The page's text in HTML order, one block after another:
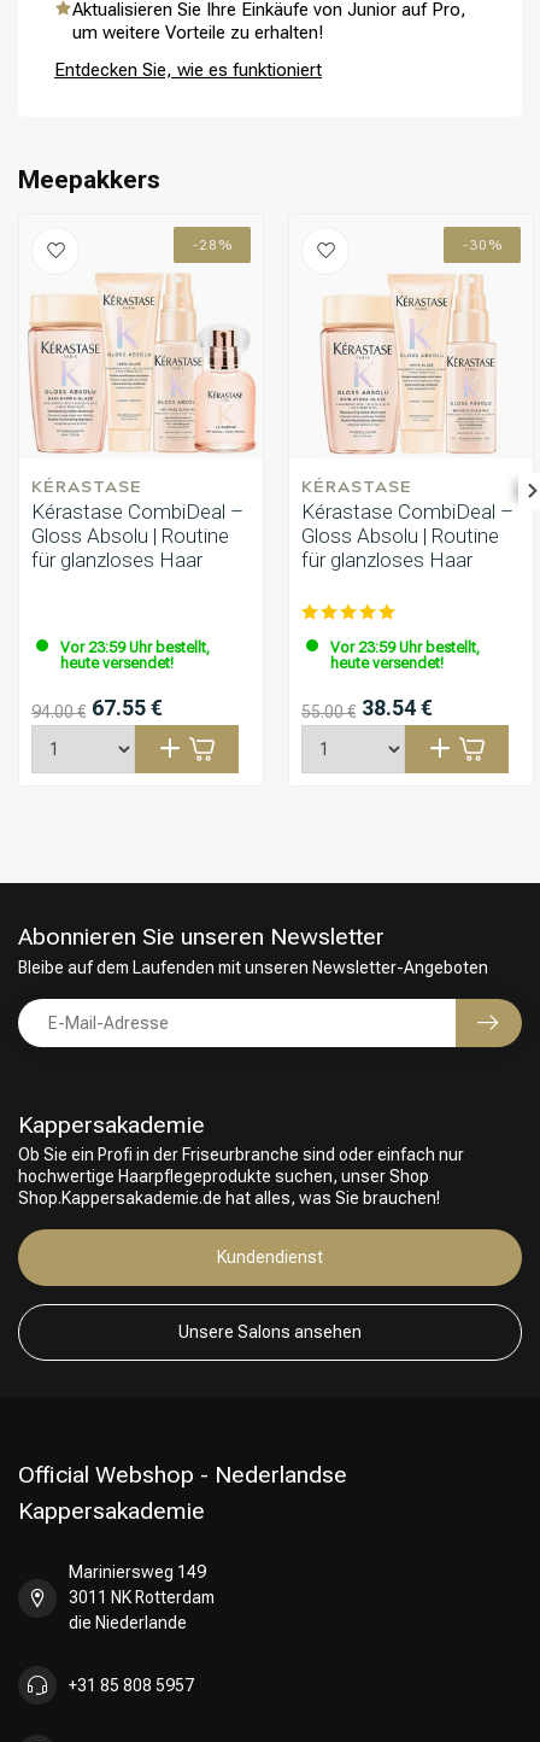
Umformung CombiDeals
Haarolie auf das handdoektrockene oder trockene Haar.
Nein, die Anti-Frizz Glaze Milk ist ein Leave-in Produkt und sollte
nicht ausgespült werden – sie wirkt als Schutzschicht für
Aktualisieren Sie Ihre Einkäufe von Junior auf Pro,
um weitere Vorteile zu erhalten!
Entdecken Sie, wie es funktioniert
Meepakkers
-28%
KÉRASTASE
Kérastase CombiDeal –
Gloss Absolu | Routine
für glanzloses Haar
Vor 23:59 Uhr bestellt,
heute versendet!
94.00 € 67.55 €
-30%
KÉRASTASE
Kérastase CombiDeal –
Gloss Absolu | Routine
für glanzloses Haar
Vor 23:59 Uhr bestellt,
heute versendet!
55.00 € 38.54 €
Kappersakademie
Ob Sie ein Profi in der Friseurbranche sind oder einfach nur
hochwertige Haarpflegeprodukte suchen, unser Shop
Shop.Kappersakademie.de hat alles, was Sie brauchen!
Kundendienst
Unsere Salons ansehen
Abonnieren Sie unseren Newsletter
Bleibe auf dem Laufenden mit unseren Newsletter-Angeboten
Official Webshop - Nederlandse
Kappersakademie
Mariniersweg 149
3011 NK Rotterdam
die Niederlande
+31 85 808 5957